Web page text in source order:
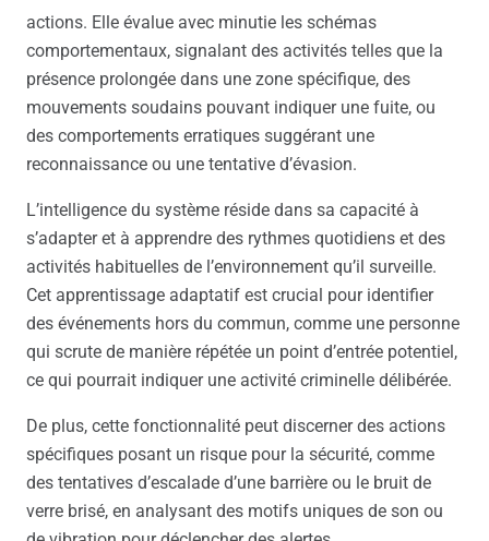
actions. Elle évalue avec minutie les schémas
comportementaux, signalant des activités telles que la
présence prolongée dans une zone spécifique, des
mouvements soudains pouvant indiquer une fuite, ou
des comportements erratiques suggérant une
reconnaissance ou une tentative d’évasion.
L’intelligence du système réside dans sa capacité à
s’adapter et à apprendre des rythmes quotidiens et des
activités habituelles de l’environnement qu’il surveille.
Cet apprentissage adaptatif est crucial pour identifier
des événements hors du commun, comme une personne
qui scrute de manière répétée un point d’entrée potentiel,
ce qui pourrait indiquer une activité criminelle délibérée.
De plus, cette fonctionnalité peut discerner des actions
spécifiques posant un risque pour la sécurité, comme
des tentatives d’escalade d’une barrière ou le bruit de
verre brisé, en analysant des motifs uniques de son ou